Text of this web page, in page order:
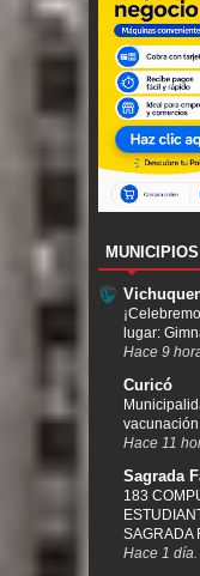
MUNICIPIOS
lugar:
Hace 9
Curicó
Hace 11
Sagrada
183
SAGRADA
Hace 1 día.